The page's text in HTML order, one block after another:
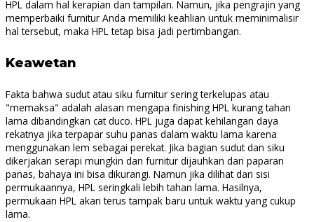
HPL dalam hal kerapian dan tampilan. Namun, jika pengrajin yang
memperbaiki furnitur Anda memiliki keahlian untuk meminimalisir
hal tersebut, maka HPL tetap bisa jadi pertimbangan.
Keawetan
Fakta bahwa sudut atau siku furnitur sering terkelupas atau
"memaksa" adalah alasan mengapa finishing HPL kurang tahan
lama dibandingkan cat duco. HPL juga dapat kehilangan daya
rekatnya jika terpapar suhu panas dalam waktu lama karena
menggunakan lem sebagai perekat. Jika bagian sudut dan siku
dikerjakan serapi mungkin dan furnitur dijauhkan dari paparan
panas, bahaya ini bisa dikurangi. Namun jika dilihat dari sisi
permukaannya, HPL seringkali lebih tahan lama. Hasilnya,
permukaan HPL akan terus tampak baru untuk waktu yang cukup
lama.